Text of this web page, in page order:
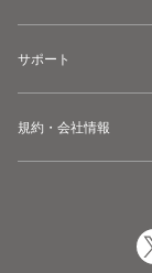
サポート
規約・会社情報